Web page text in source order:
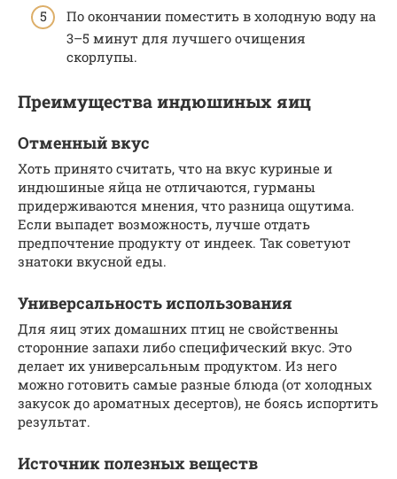
По окончании поместить в холодную воду на
3–5 минут для лучшего очищения
скорлупы.
Преимущества индюшиных яиц
Отменный вкус
Хоть принято считать, что на вкус куриные и
индюшиные яйца не отличаются, гурманы
придерживаются мнения, что разница ощутима.
Если выпадет возможность, лучше отдать
предпочтение продукту от индеек. Так советуют
знатоки вкусной еды.
Универсальность использования
Для яиц этих домашних птиц не свойственны
сторонние запахи либо специфический вкус. Это
делает их универсальным продуктом. Из него
можно готовить самые разные блюда (от холодных
закусок до ароматных десертов), не боясь испортить
результат.
Источник полезных веществ